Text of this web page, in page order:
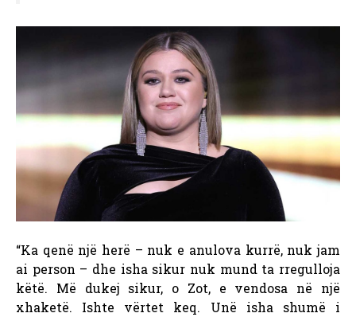
“Ka qenë një herë – nuk e anulova kurrë, nuk jam
ai person – dhe isha sikur nuk mund ta rregulloja
këtë. Më dukej sikur, o Zot, e vendosa në një
xhaketë. Ishte vërtet keq. Unë isha shumë i